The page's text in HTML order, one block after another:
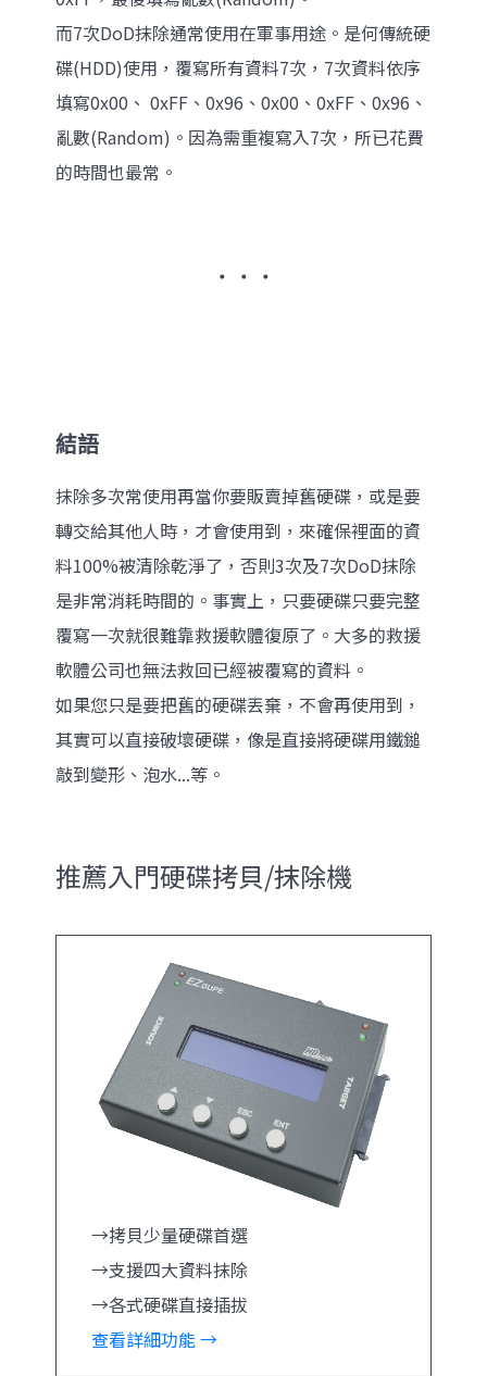
而7次DoD抹除通常使用在軍事用途。是何傳統硬
碟(HDD)使用，覆寫所有資料7次，7次資料依序
填寫0x00、 0xFF、0x96、0x00、0xFF、0x96、
亂數(Random)。因為需重複寫入7次，所已花費
的時間也最常​。
‧ ‧ ‧
結語
抹除多次常使用再當你要販賣掉舊硬碟，或是要
轉交給其他人時，才會使用到，來確保裡面的資
料100%被清除乾淨了，否則3次及7次DoD抹除
是非常消耗時間的。事實上，只要硬碟只要完整
覆寫一次就很難靠救援軟體復原了。大多的救援
軟體公司也無法救回已經被覆寫的資料。
如果您只是要把舊的硬碟丟棄，不會再使用到，
其實可以直接破壞硬碟，像是直接將硬碟用鐵鎚
敲到變形、泡水...等。
推薦入門硬碟拷貝/抹除機
→拷貝少量硬碟首選
→支援四大資料抹除
→各式硬碟直接插拔
查看詳細功能 →